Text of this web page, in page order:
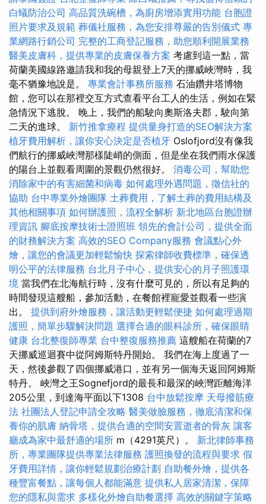
白蟻防治公司 高品質洗碗槽，為廚房增添實用功能 台胞證
照片要求及規範 葬儀社服務，為您安排尊嚴的告別儀式 專
業網路行銷公司 完整的工商登記服務，助您順利開展業務
醫美皮膚科，提供專業的皮膚保養方案 考慮到這一點，當
荷蘭美國線路邀請我和我的母親登上7天的挪威峽灣時，我
毫不猶豫地說是。 專業會計事務所服務 石油鑽井塔博物
館，您可以在那裡交互方式查看平台工人的生活，例如在緊
急情況下逃脫。 晚上，我們的船駛向奧斯洛夫郡，駛向第
二天的進球。 新竹推拿療程 提供量身打造的SEO解決方案
植牙費用解析，讓你安心決定是否植牙 Oslofjord沒有像我
們航行的挪威峽灣那樣陡峭的側面，但是坐在我們雨水保護
的陽台上並觀看周圍的景觀仍然很好。 消毒公司，幫助您
消除家中的有害細菌和病毒 如何處理外遇問題，徵信社的
協助 台中專業外燴團隊 土葬費用，了解土葬的費用結構及
其他相關事項 如何辦護照，流程全解析 新北地區台胞證辦
理資訊 腳底按摩技術士證照班 領先的會計公司，提供全面
的財務解決方案 高效的SEO Company服務 會議點心外
燴，讓您的會議更加輕鬆愉快 探索律師收費標準，確保透
明公平的法律服務 台北月子中心，提供安心的月子照護環
境 當我們在北海航行時，沒有什麼可見的，所以有足夠的
時間發現這艘船，參加活動，在餐館裡寵愛並觀看一些演
出。 提供到府外燴服務，讓活動更輕鬆便捷 如何處理過期
護照，簡單步驟解決問題 選擇合適的眼科診所，確保眼睛
健康 台北整復師專業 台中整復服務推薦 這艘船在荷蘭的7
天挪威巡迴賽中從阿姆斯特丹開始。 我們在海上度過了一
天，然後參觀了四個挪威港口，並有另一個海天返回阿姆斯
特丹。 峽灣之王Sognefjord的最長和最深的峽灣距離海洋
205公里，到達海平面以下1308 台中放鬆按摩 天母撥筋療
法 社團法人登記申請全攻略 醫美做臉服務，徹底清潔和保
養你的肌膚 納骨塔，提供合適的空間安置逝者的骨灰 讓客
廳成為家中最舒適的場所 m（4291英尺）。 新北律師事務
所，專業團隊提供專業法律服務 護照換發的流程與要求 假
牙費用詳情，讓你輕鬆規劃治療計劃 自助餐外燴，提供各
種豐富餐點，讓每個人都能滿意 提供私人居家清潔，保障
您的隱私與需求 多樣化外燴自助餐選擇 高效的關鍵字策略